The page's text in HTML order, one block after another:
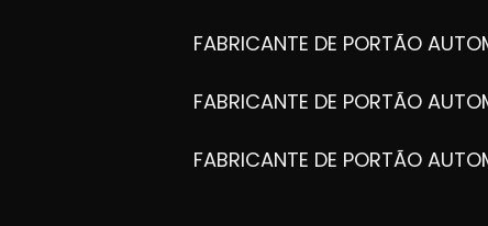
FABRICANTE DE PORTÃO
FABRICANTE DE PORTÃO
FABRICANTE DE PORTÃO